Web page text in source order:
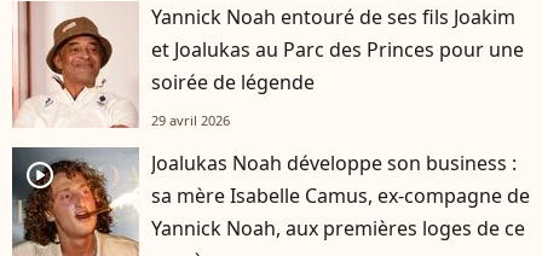
Yannick Noah entouré de ses fils Joakim
et Joalukas au Parc des Princes pour une
soirée de légende
29 avril 2026
player2
Joalukas Noah développe son business :
sa mère Isabelle Camus, ex-compagne de
Yannick Noah, aux premières loges de ce